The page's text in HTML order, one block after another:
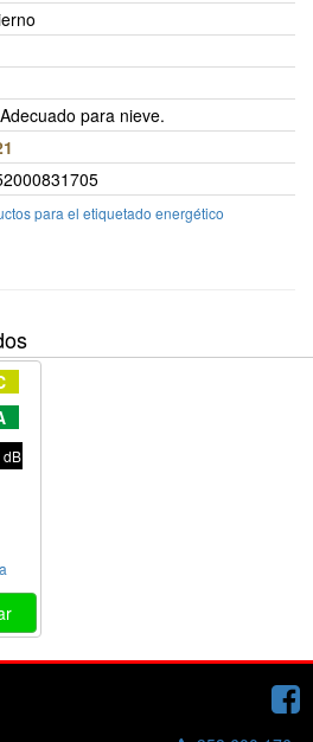
para nieve.
para el etiquetado energético
dB